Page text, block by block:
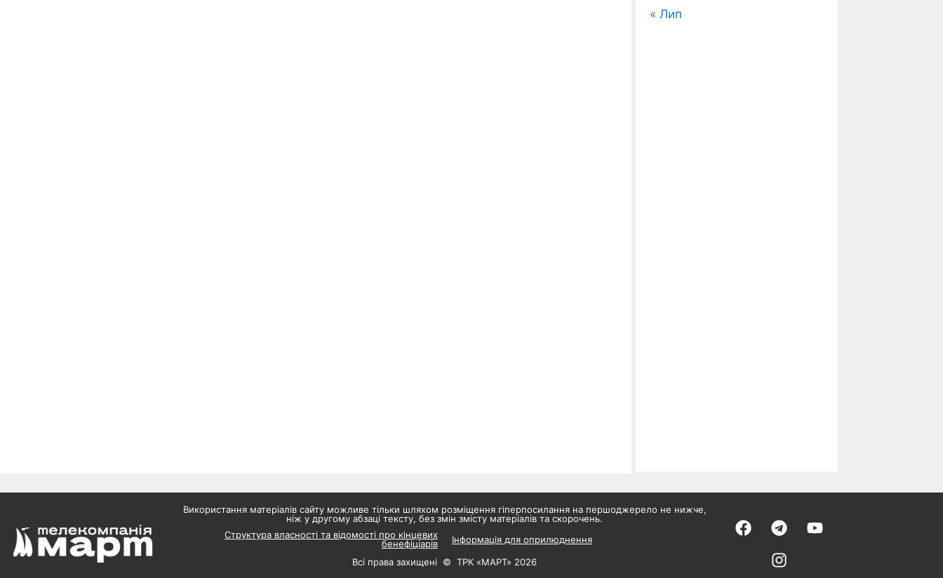
« Лип
Використання матеріалів сайту можливе тільки шляхом розміщення гіперпосилання на першоджерело не нижче,
ніж у другому абзаці тексту, без змін змісту матеріалів та скорочень.
Структура власності та відомості про кінцевих
бенефіціарів
Інформація для оприлюднення
Всі права захищені © ТРК «МАРТ» 2026